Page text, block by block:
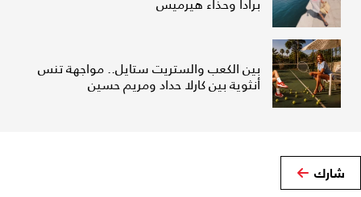
برادا وحذاء هيرميس
بين الكعب والستريت ستايل.. مواجهة تنس
أنثوية بين كارلا حداد ومريم حسين
شارك